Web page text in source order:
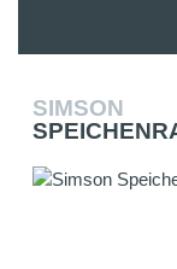
SIMSON